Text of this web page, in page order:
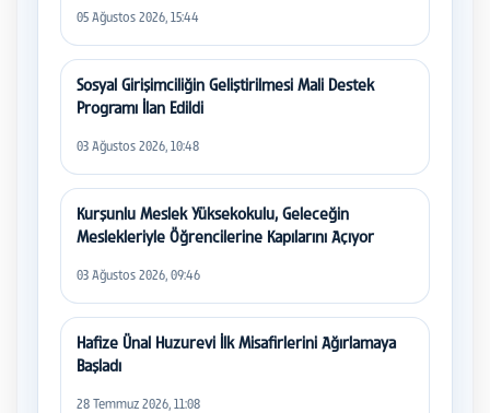
05 Ağustos 2026, 15:44
Sosyal Girişimciliğin Geliştirilmesi Mali Destek
Programı İlan Edildi
03 Ağustos 2026, 10:48
Kurşunlu Meslek Yüksekokulu, Geleceğin
Meslekleriyle Öğrencilerine Kapılarını Açıyor
03 Ağustos 2026, 09:46
Hafize Ünal Huzurevi İlk Misafirlerini Ağırlamaya
Başladı
28 Temmuz 2026, 11:08